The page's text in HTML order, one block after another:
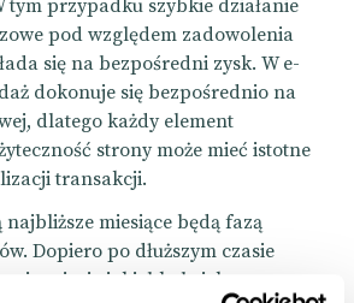
tym przypadku szybkie działanie
pod względem zadowolenia
się na bezpośredni zysk. W e-
dokonuje się bezpośrednio na
dlatego każdy element
strony może mieć istotne
transakcji.
najbliższe miesiące będą fazą
Dopiero po dłuższym czasie
jakichkolwiek